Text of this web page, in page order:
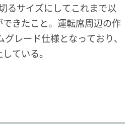
るサイズにしてこれまで以
できたこと。運転席周辺の作
レード仕様となっており、
ている。